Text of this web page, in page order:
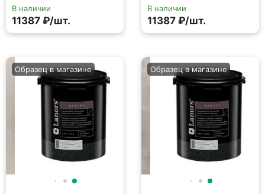
В наличии
11387 ₽/шт.
В наличии
11387 ₽/шт.
Образец в магазине Образец в магазине